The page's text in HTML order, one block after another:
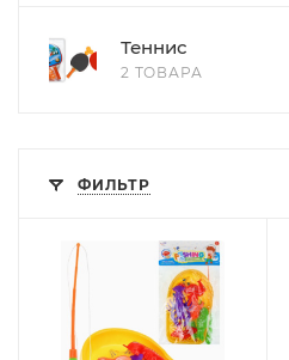
Теннис
2 ТОВАРА
ФИЛЬТР